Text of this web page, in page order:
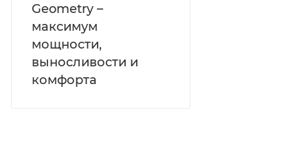
Geometry –
максимум
мощности,
выносливости и
комфорта